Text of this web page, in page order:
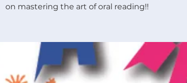
on mastering the art of oral reading!!